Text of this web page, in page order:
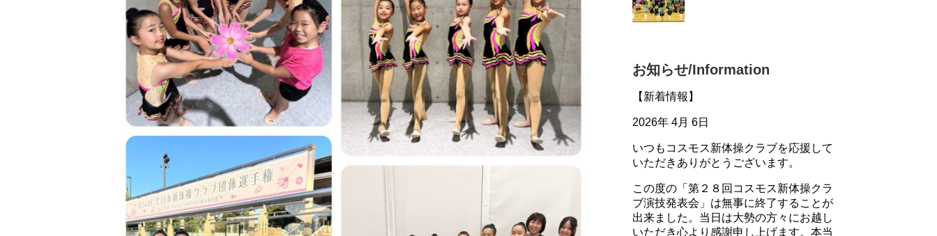
お知らせ/Information
【新着情報】
2026年 4月 6日
いつもコスモス新体操クラブを応援して
いただきありがとうございます。
この度の「第２８回コスモス新体操クラ
ブ演技発表会」は無事に終了することが
出来ました。当日は大勢の方々にお越し
いただき心より感謝申し上げます。本当